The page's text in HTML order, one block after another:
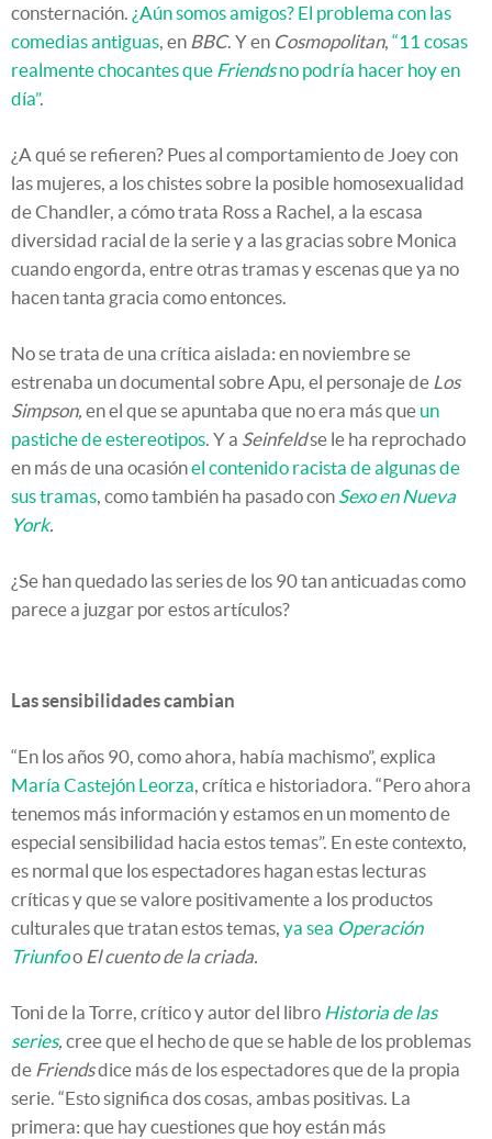
consternación. ¿Aún somos amigos? El problema con las
comedias antiguas, en BBC. Y en Cosmopolitan, “11 cosas
realmente chocantes que Friendsno podría hacer hoy en
día”.
¿A qué se refieren? Pues al comportamiento de Joey con
las mujeres, a los chistes sobre la posible homosexualidad
de Chandler, a cómo trata Ross a Rachel, a la escasa
diversidad racial de la serie y a las gracias sobre Monica
cuando engorda, entre otras tramas y escenas que ya no
hacen tanta gracia como entonces.
No se trata de una crítica aislada: en noviembre se
estrenaba un documental sobre Apu, el personaje de Los
Simpson, en el que se apuntaba que no era más que un
pastiche de estereotipos. Y a Seinfeldse le ha reprochado
en más de una ocasiónel contenido racista de algunas de
sus tramas, como también ha pasado con Sexo en Nueva
York.
¿Se han quedado las series de los 90 tan anticuadas como
parece a juzgar por estos artículos?
Las sensibilidades cambian
“En los años 90, como ahora, había machismo”, explica
María Castejón Leorza, crítica e historiadora. “Pero ahora
tenemos más información y estamos en un momento de
especial sensibilidad hacia estos temas”. En este contexto,
es normal que los espectadores hagan estas lecturas
críticas y que se valore positivamente a los productos
culturales que tratan estos temas, ya sea Operación
Triunfoo El cuento de la criada.
Toni de la Torre, crítico y autor del libro Historia de las
series, cree que el hecho de que se hable de los problemas
de Friendsdice más de los espectadores que de la propia
serie. “Esto significa dos cosas, ambas positivas. La
primera: que hay cuestiones que hoy están más